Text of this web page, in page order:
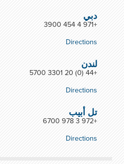
دبي
+971 4 454 3900
Directions
لندن
+44 (0) 20 3301 5700
Directions
تل أبيب
+972 3 978 6700
Directions